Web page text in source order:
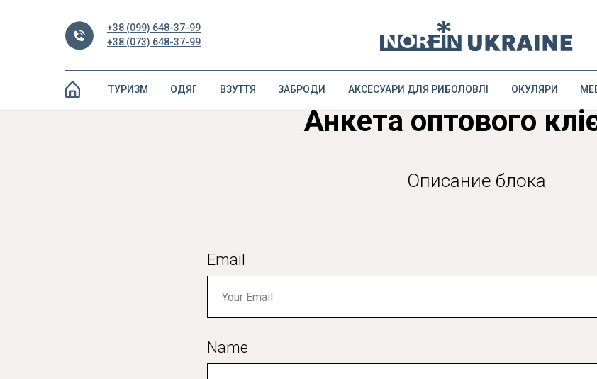
+38 (099) 648-37-99
+38 (073) 648-37-99
ТУРИЗМ ОДЯГ ВЗУТТЯ АКСЕСУАРИ ДЛЯ РИБОЛОВЛІ
ЗАБРОДИ ОКУЛЯРИ
Анкета оптового
Описание блока
Email
Name